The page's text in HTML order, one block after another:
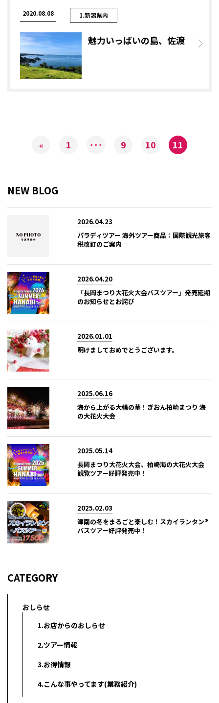
2020.08.08 1.新潟県内
魅力いっぱいの島、佐渡
« 1 ･･･ 9 10 11
NEW BLOG
2026.04.23
パラディツアー 海外ツアー商品：国際観光旅客
税改訂のご案内
2026.04.20
「長岡まつり大花火大会バスツアー」発売延期
のお知らせとお詫び
2026.01.01
明けましておめでとうございます。
2025.06.16
海から上がる大輪の華！ぎおん柏崎まつり 海
の大花火大会
2025.05.14
長岡まつり大花火大会、柏崎海の大花火大会
観覧ツアー好評発売中！
2025.02.03
津南の冬をまるごと楽しむ！スカイランタン®
バスツアー好評発売中！
CATEGORY
おしらせ
1.お店からのおしらせ
2.ツアー情報
3.お得情報
4.こんな事やってます(業務紹介)